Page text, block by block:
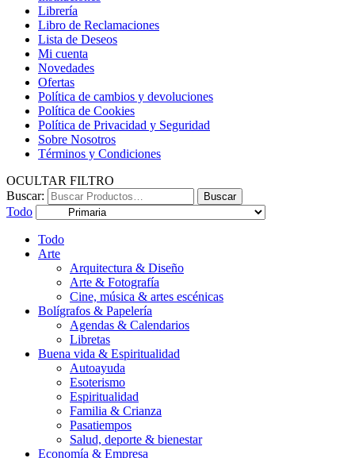
Librería
Libro de Reclamaciones
Lista de Deseos
Mi cuenta
Novedades
Ofertas
Política de cambios y devoluciones
Política de Cookies
Política de Privacidad y Seguridad
Sobre Nosotros
Términos y Condiciones
OCULTAR FILTRO
Buscar:
Buscar
Todo
Todo
Arte
Arquitectura & Diseño
Arte & Fotografía
Cine, música & artes escénicas
Bolígrafos & Papelería
Agendas & Calendarios
Libretas
Buena vida & Espiritualidad
Autoayuda
Esoterismo
Espiritualidad
Familia & Crianza
Pasatiempos
Salud, deporte & bienestar
Economía & Empresa